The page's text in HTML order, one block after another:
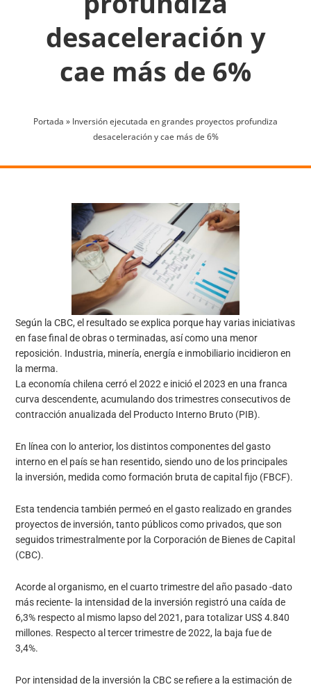
desaceleración y
cae más de 6%
Portada » Inversión ejecutada en grandes proyectos profundiza
desaceleración y cae más de 6%
Según la CBC, el resultado se explica porque hay varias iniciativas
en fase final de obras o terminadas, así como una menor
reposición. Industria, minería, energía e inmobiliario incidieron en
la merma.
La economía chilena cerró el 2022 e inició el 2023 en una franca
curva descendente, acumulando dos trimestres consecutivos de
contracción anualizada del Producto Interno Bruto (PIB).
En línea con lo anterior, los distintos componentes del gasto
interno en el país se han resentido, siendo uno de los principales
la inversión, medida como formación bruta de capital fijo (FBCF).
Esta tendencia también permeó en el gasto realizado en grandes
proyectos de inversión, tanto públicos como privados, que son
seguidos trimestralmente por la Corporación de Bienes de Capital
(CBC).
Acorde al organismo, en el cuarto trimestre del año pasado -dato
más reciente- la intensidad de la inversión registró una caída de
6,3% respecto al mismo lapso del 2021, para totalizar US$ 4.840
millones. Respecto al tercer trimestre de 2022, la baja fue de
3,4%.
Por intensidad de la inversión la CBC se refiere a la estimación de